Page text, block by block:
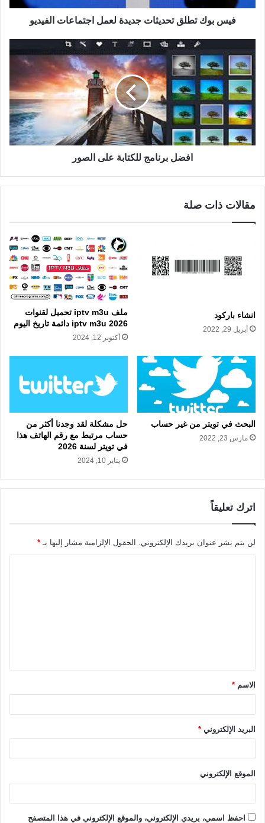
فيس بوك تطلق تحديثات جديدة لعمل اجتماعات الفيديو
افضل برنامج للكتابة على الصور
مقالات ذات صلة
انشاء باركود
أبريل 29, 2022
ملف iptv m3u تحميل لقنوات
iptv m3u 2026 دائمة تاريخ اليوم
أكتوبر 12, 2024
البحث في تويتر من غير حساب
مارس 23, 2022
حل مشكلة لقد وجدنا أكثر من
حساب مرتبط مع رقم الهاتف هذا
في تويتر لسنة 2026
يناير 10, 2024
اترك تعليقاً
لن يتم نشر عنوان بريدك الإلكتروني. الحقول الإلزامية مشار إليها بـ *
ق
*الاسم *
البريد الإلكتروني *
الموقع الإلكتروني
احفظ اسمي، بريدي الإلكتروني، والموقع الإلكتروني في هذا المتصفح